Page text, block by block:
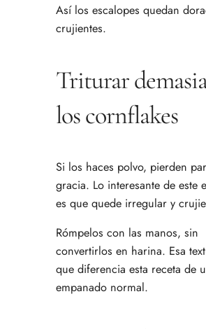
Así los escalopes quedan
crujientes.
Triturar
los cornflakes
Si los haces polvo, pierden
gracia. Lo interesante de este
es que quede irregular y
Rómpelos con las manos, sin
convertirlos en harina. Esa
que diferencia esta receta de
empanado normal.